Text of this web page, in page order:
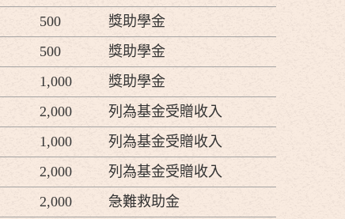
500
獎助學金
500
獎助學金
1,000
獎助學金
2,000
列為基金受贈收入
1,000
列為基金受贈收入
2,000
列為基金受贈收入
2,000
急難救助金